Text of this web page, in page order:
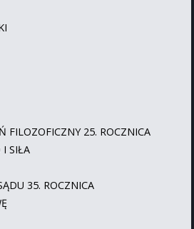
FILOZOFICZNY 25. ROCZNICA
I SIŁA
35. ROCZNICA